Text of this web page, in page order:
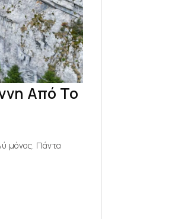
Από Το
μόνος. Πάντα